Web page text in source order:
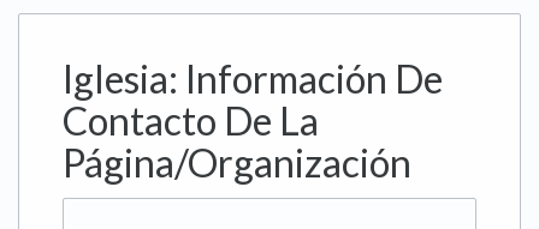
Iglesia: Información De
Contacto De La
Página/Organización